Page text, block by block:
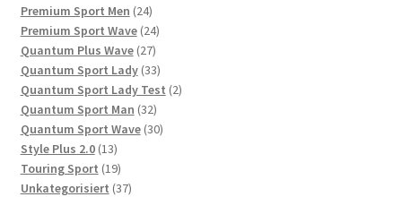
Premium Sport Men 2424
Produkte
Premium Sport Wave 2424
Produkte
Quantum Plus Wave 2727
Produkte
Quantum Sport Lady 3333
Produkte
Quantum Sport Lady Test 22
Quantum Sport Man 3232
Produkte
Quantum Sport Wave 3030
Style Plus 2.0 1313
Produkte
Touring Sport 1919
Produkte
Unkategorisiert 3737